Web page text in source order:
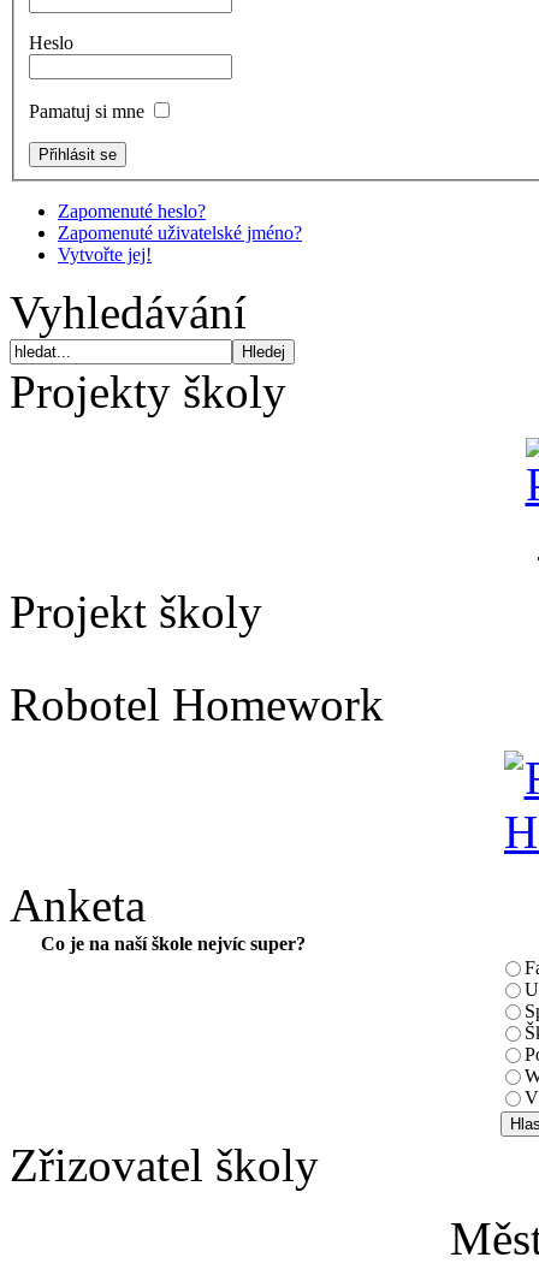
Heslo
Pamatuj si mne
Zapomenuté heslo?
Zapomenuté uživatelské jméno?
Vytvořte jej!
Vyhledávání
Projekty školy
Projekt školy
Robotel Homework
Anketa
Co je na naší škole nejvíc super?
Zřizovatel školy